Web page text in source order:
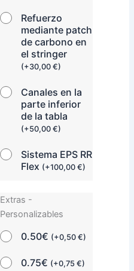
Refuerzo
mediante patch
de carbono en
el stringer
(+30,00€)
Canales en la
parte inferior
de la tabla
(+50,00€)
Sistema EPS RR
Flex (+100,00€)
Extras -
Personalizables
0.50€ (+0,50€)
0.75€ (+0,75€)